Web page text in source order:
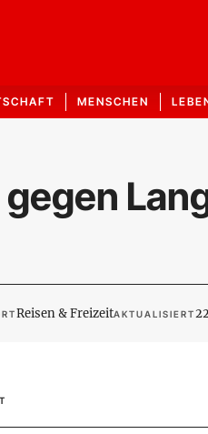
MENSCHEN
gegen
Reisen & FreizeitAKTUALISIERT